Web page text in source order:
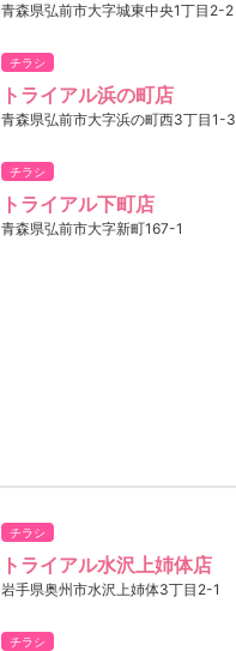
青森県弘前市大字城東中央1丁目2-2
チラシ
トライアル浜の町店
青森県弘前市大字浜の町西3丁目1-3
チラシ
トライアル下町店
青森県弘前市大字新町167-1
チラシ
トライアル水沢上姉体店
岩手県奥州市水沢上姉体3丁目2-1
チラシ